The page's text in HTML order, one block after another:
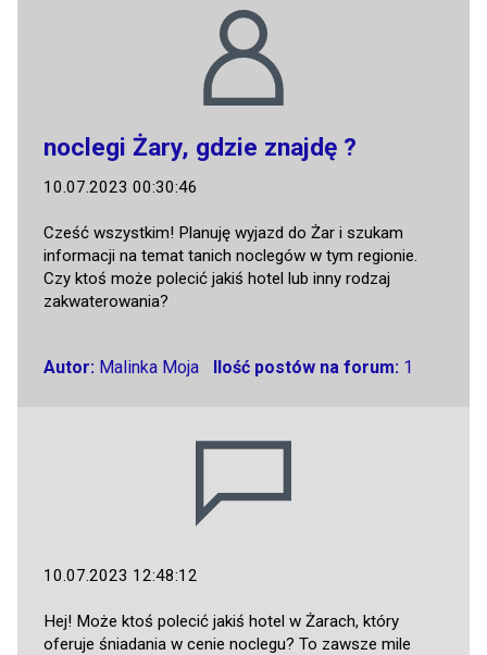
noclegi Żary, gdzie znajdę ?
10.07.2023 00:30:46
Cześć wszystkim! Planuję wyjazd do Żar i szukam
informacji na temat tanich noclegów w tym regionie.
Czy ktoś może polecić jakiś hotel lub inny rodzaj
zakwaterowania?
Autor: Malinka Moja Ilość postów na forum: 1
10.07.2023 12:48:12
Hej! Może ktoś polecić jakiś hotel w Żarach, który
oferuje śniadania w cenie noclegu? To zawsze mile